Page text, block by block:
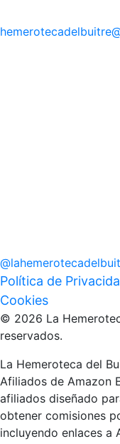
hemerotecadelbuitre
@
Política de
Cookies
© 2026 La
reservados.
La Hemeroteca del
Afiliados de Amazon
afiliados diseñado
obtener comisiones
incluyendo enlaces a